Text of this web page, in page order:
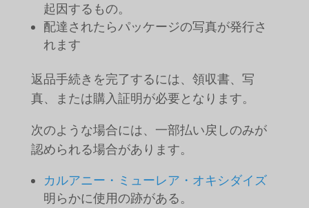
起因するもの。
配達されたらパッケージの写真が発行さ
れます
返品手続きを完了するには、領収書、写
真、または購入証明が必要となります。
次のような場合には、一部払い戻しのみが
認められる場合があります。
カルアニー・ミューレア・オキシダイズ
明らかに使用の跡がある。